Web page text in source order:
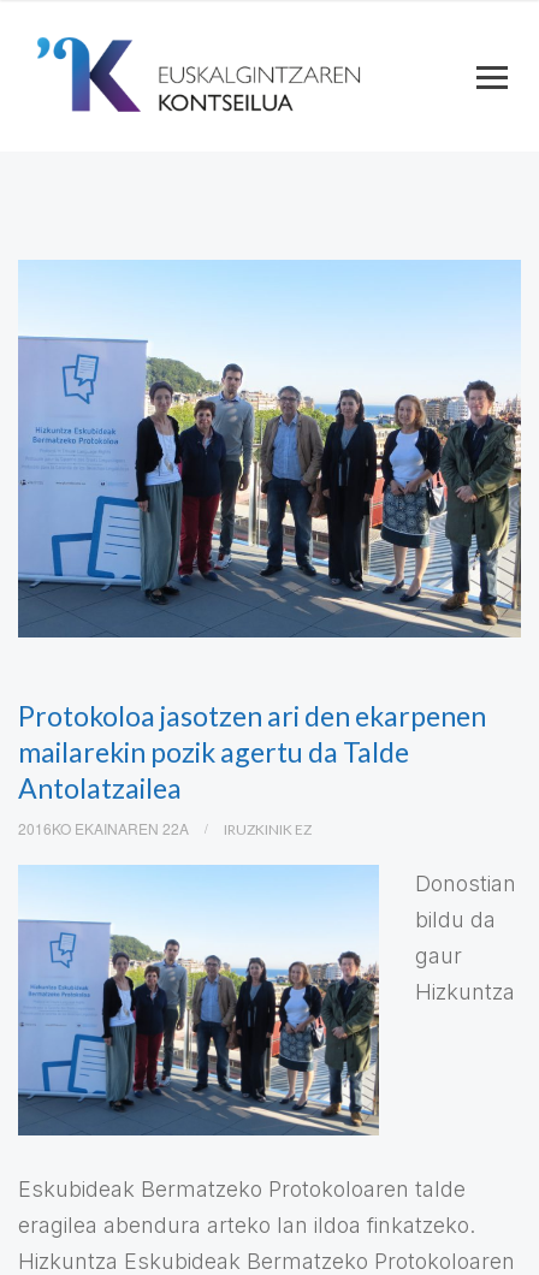
Protokoloa jasotzen ari den ekarpenen
mailarekin pozik agertu da Talde
Antolatzailea
2016KO EKAINAREN 22A IRUZKINIK EZ
Donostian
bildu da
gaur
Hizkuntza
Eskubideak Bermatzeko Protokoloaren talde
eragilea abendura arteko lan ildoa finkatzeko.
Hizkuntza Eskubideak Bermatzeko Protokoloaren